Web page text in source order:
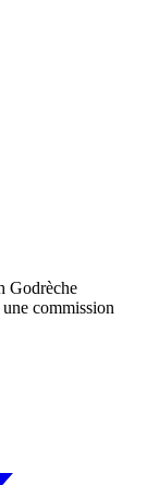
Godrèche
commission